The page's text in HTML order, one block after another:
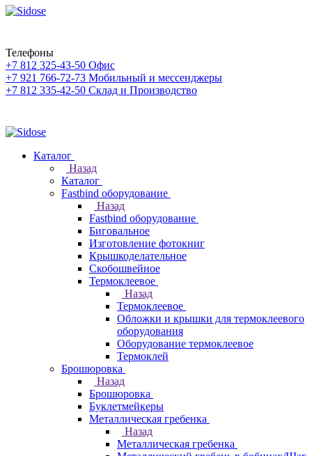
Телефоны
+7 812 325-43-50 Офис
+7 921 766-72-73 Мобильный и мессенджеры
+7 812 335-42-50 Склад и Производство
Каталог
Назад
Каталог
Fastbind оборудование
Назад
Fastbind оборудование
Биговальное
Изготовление фотокниг
Крышкоделательное
Скобошвейное
Термоклеевое
Назад
Термоклеевое
Обложки и крышки для термоклеевого
оборудования
Оборудование термоклеевое
Термоклей
Брошюровка
Назад
Брошюровка
Буклетмейкеры
Металлическая гребенка
Назад
Металлическая гребенка